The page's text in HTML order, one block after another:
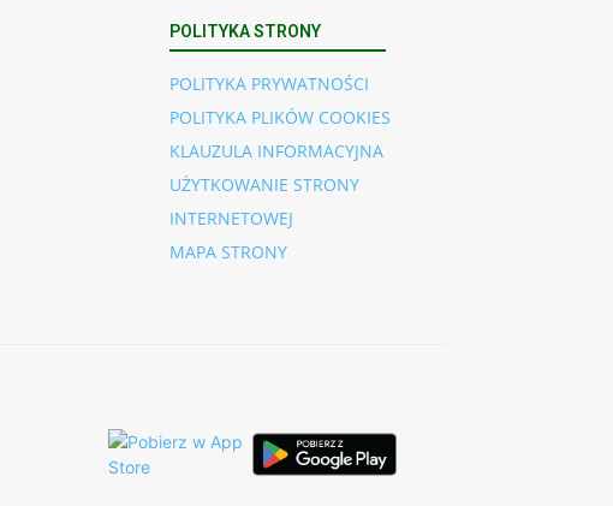
POLITYKA STRONY
POLITYKA PRYWATNOŚCI
POLITYKA PLIKÓW COOKIES
KLAUZULA INFORMACYJNA
UŻYTKOWANIE STRONY
INTERNETOWEJ
MAPA STRONY